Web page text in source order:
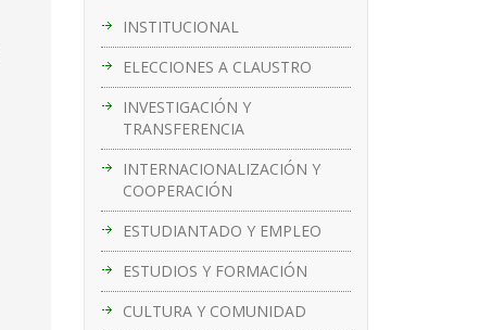
INSTITUCIONAL
ELECCIONES A CLAUSTRO
INVESTIGACIÓN Y
TRANSFERENCIA
INTERNACIONALIZACIÓN Y
COOPERACIÓN
ESTUDIANTADO Y EMPLEO
ESTUDIOS Y FORMACIÓN
CULTURA Y COMUNIDAD